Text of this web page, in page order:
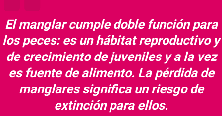
El manglar cumple doble función para
los peces: es un hábitat reproductivo y
de crecimiento de juveniles y a la vez
es fuente de alimento. La pérdida de
manglares significa un riesgo de
extinción para ellos.